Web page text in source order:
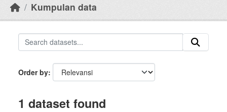
Kumpulan data
Order by
1 dataset found